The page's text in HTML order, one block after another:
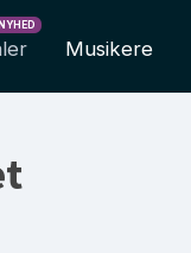
NYHED
Musikere